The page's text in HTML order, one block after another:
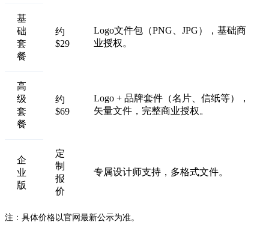
基
础
套
餐
约
$29
Logo文件包（PNG、JPG），基础商
业授权。
高
级
套
餐
约
$69
Logo + 品牌套件（名片、信纸等），
矢量文件，完整商业授权。
企
业
版
定
制
报
价
专属设计师支持，多格式文件。
注：具体价格以官网最新公示为准。